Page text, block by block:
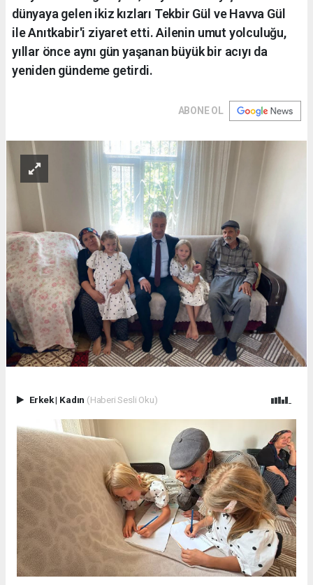
dünyaya gelen ikiz kızları Tekbir Gül ve Havva Gül
ile Anıtkabir'i ziyaret etti. Ailenin umut yolculuğu,
yıllar önce aynı gün yaşanan büyük bir acıyı da
yeniden gündeme getirdi.
ABONE OL
Erkek| Kadın (Haberi Sesli Oku)